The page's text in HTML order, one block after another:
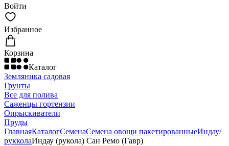
Войти
Избранное
Корзина
Каталог
Земляника садовая
Грунты
Все для полива
Саженцы гортензии
Опрыскиватели
Пруды
ГлавнаяКаталогСеменаСемена овощи пакетированныеИндау/
рукколаИндау (рукола) Сан Ремо (Гавр)